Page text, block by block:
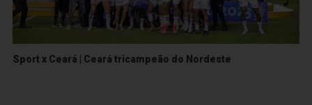
Sport x Ceará | Ceará tricampeão do Nordeste